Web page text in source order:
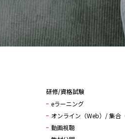
研修/資格試験
eラーニング
オンライン（Web）/ 集合
動画視聴